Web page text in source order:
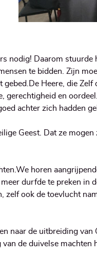
nodig! Daarom
te bidden. Zijn
Heere, die
en
achter zich hadden
Geest. Dat ze
horen
durfde te preken in
zelf ook de toevlucht
de uitbreiding
de duivelse